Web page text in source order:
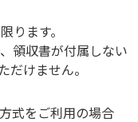
ります。
領収書が付属しない
だけません。
式をご利用の場合